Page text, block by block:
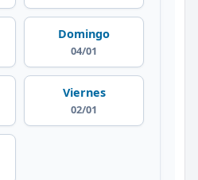
Domingo
04/01
Viernes
02/01